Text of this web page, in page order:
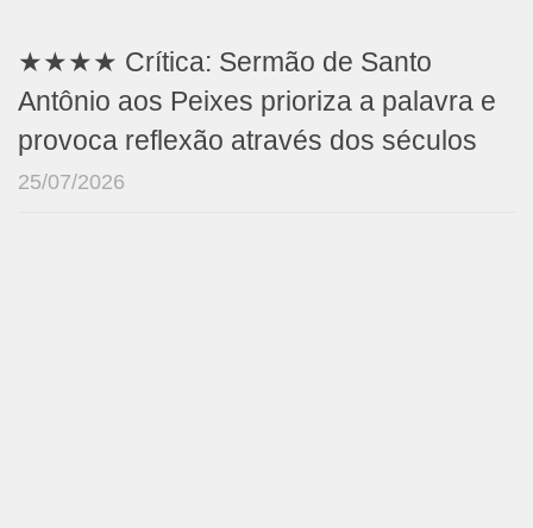
★★★★ Crítica: Sermão de Santo
Antônio aos Peixes prioriza a palavra e
provoca reflexão através dos séculos
25/07/2026